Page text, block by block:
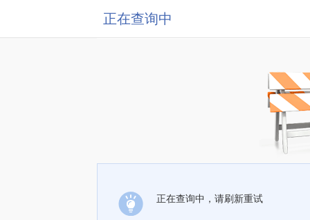
正在查询中
正在查询中，请刷新重试